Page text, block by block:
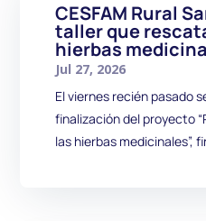
CESFAM Rural
taller que
hierbas
Jul 27, 2026
El viernes recién pasado
finalización del proyecto
las hierbas medicinales”,